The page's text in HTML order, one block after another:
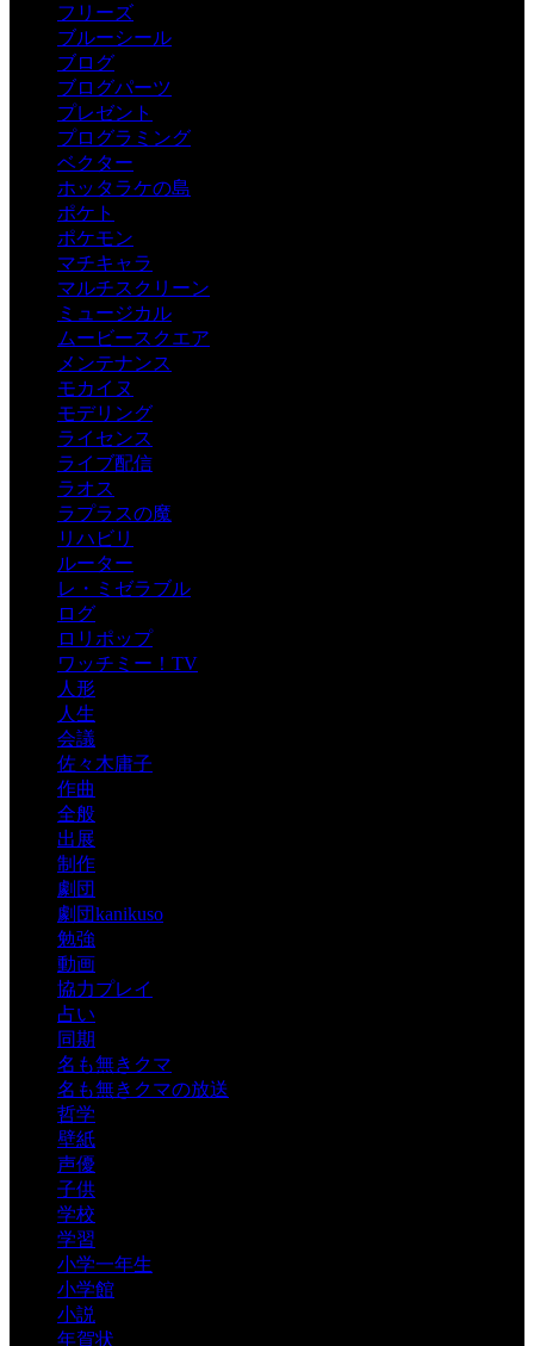
フリーズ
ブルーシール
ブログ
ブログパーツ
プレゼント
プログラミング
ベクター
ホッタラケの島
ポケト
ポケモン
マチキャラ
マルチスクリーン
ミュージカル
ムービースクエア
メンテナンス
モカイヌ
モデリング
ライセンス
ライブ配信
ラオス
ラプラスの魔
リハビリ
ルーター
レ・ミゼラブル
ログ
ロリポップ
ワッチミー！TV
人形
人生
会議
佐々木庸子
作曲
全般
出展
制作
劇団
劇団kanikuso
勉強
動画
協力プレイ
占い
同期
名も無きクマ
名も無きクマの放送
哲学
壁紙
声優
子供
学校
学習
小学一年生
小学館
小説
年賀状